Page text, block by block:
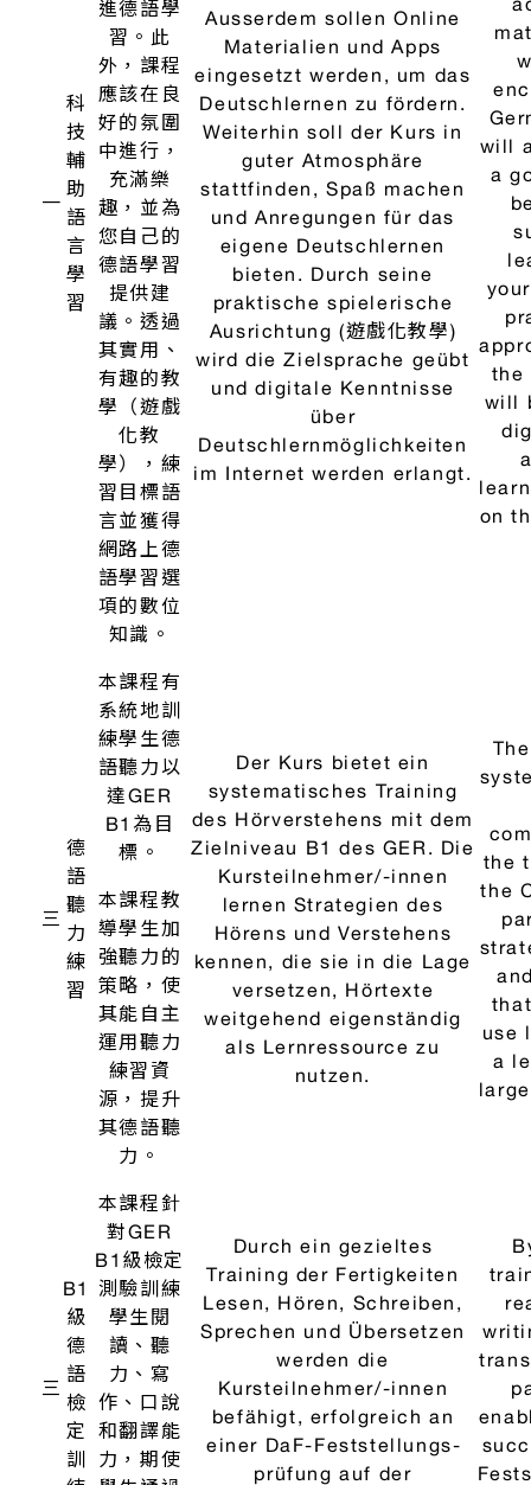
識與
瞭解
德語
系國
家重
要的
社
會、
文化
議
題。
und Semantik.
syntax
專業課程教學目標
、翻譯暨德語應用模組
中文
科
技
該課程旨
在為學習
德語提供
有趣的支
援。此
外，應使
用線上材
料和應用
程式來促
習。此
外，課程
應該在良
好的氛圍
中進行，
充滿樂
趣，並為
您自己的
德語學習
提供建
其實用、
有趣的教
學（遊戲
化教
學），練
習目標語
言並獲得
網路上德
語學習選
項的數位
Der Kurs soll das Erlernen
der deutschen Sprache
unterhaltsam unterstützen.
Ausserdem sollen Online
Materialien und Apps
eingesetzt werden, um das
Deutschlernen zu fördern.
Weiterhin soll der Kurs in
guter Atmosphäre
stattfinden, Spaß machen
und Anregungen für das
und digitale Kenntnisse
über
Deutschlernmöglichkeiten
im Internet werden erlangt.
will
a
will
on